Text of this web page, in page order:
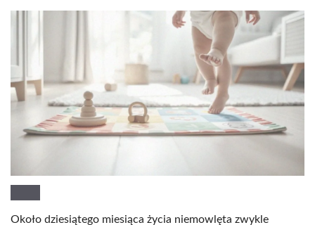
Około dziesiątego miesiąca życia niemowlęta zwykle